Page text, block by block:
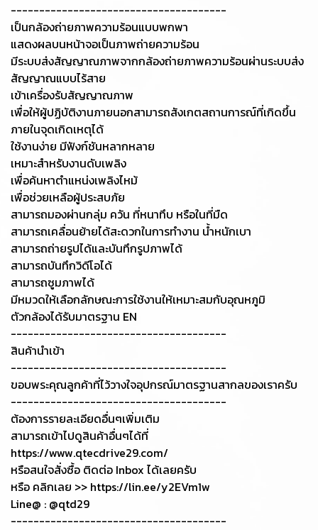
--------------------------------------
เป็นกล้องถ่ายภาพความร้อนแบบพกพา
แสดงผลบนหน้าจอเป็นภาพถ่ายความร้อน
มีระบบส่งสัญญาณภาพจากกล้องถ่ายภาพความร้อนผ่านระบบส่ง
สัญญาณแบบไร้สาย
เข้าเครื่องรับสัญญาณภาพ
เพื่อให้ผู้ปฏิบัติงานภายนอกสามารถสังเกตสถานการณ์ที่เกิดขึ้น
ภายในจุดเกิดเหตุได้
ใช้งานง่าย มีฟังก์ชันหลากหลาย
เหมาะสำหรับงานดับเพลิง
เพื่อค้นหาตำแหน่งเพลิงไหม้
เพื่อช่วยเหลือผู้ประสบภัย
สามารถมองผ่านกลุ่ม ควัน ที่หนาทึบ หรือในที่มืด
สามารถเคลื่อนย้ายได้สะดวกในการทำงาน น้ำหนักเบา
สามารถถ่ายรูปได้และบันทึกรูปภาพได้
สามารถบันทึกวิดีโอได้
สามารถซูมภาพได้
มีหมวดให้เลือกลักษณะการใช้งานให้เหมาะสมกับอุณหภูมิ
ตัวกล้องได้รับมาตรฐาน EN
--------------------------------------
สินค้านำเข้า
--------------------------------------
ขอบพระคุณลูกค้าที่ไว้วางใจอุปกรณ์มาตรฐานสากลของเราครับ
--------------------------------------
ต้องการรายละเอียดอื่นๆเพิ่มเติม
สามารถเข้าไปดูสินค้าอื่นๆได้ที่
https://www.qtecdrive29.com/
หรือสนใจสั่งซื้อ ติดต่อ Inbox ได้เลยครับ
หรือ คลิกเลย >> https://lin.ee/y2EVm1w
Line@ : @qtd29
--------------------------------------